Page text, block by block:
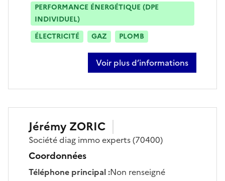
PERFORMANCE ÉNERGÉTIQUE (DPE
INDIVIDUEL)
ÉLECTRICITÉ
GAZ PLOMB
Voir plus d’informations
sur paul prevot
Jérémy ZORIC
Sociétédiag immo experts(70400)
Coordonnées
Téléphone principal:Non renseigné